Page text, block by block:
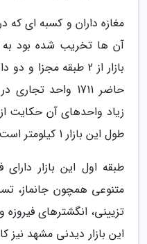
مغازه داران و کسبه ای که
آن ها تخریب شده بود به
بازار از 2 طبقه
حاضر 1711 واحد
زیاد واحدهای آن حکایت
طول این بازار 1 کیلومتر است.
طبقه اول این بازار
متنوعی همچون جانماز،
تزیینی، انگشترهای
این بازار دیدنی مشهد